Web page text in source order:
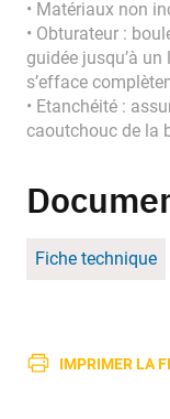
• Matériaux non
• Obturateur :
guidée jusqu’à
s’efface
• Etanchéité :
caoutchouc de la
Fiche technique
IMPRIMER LA